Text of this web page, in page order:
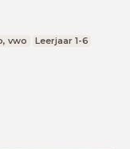
vwo Leerjaar 1-6